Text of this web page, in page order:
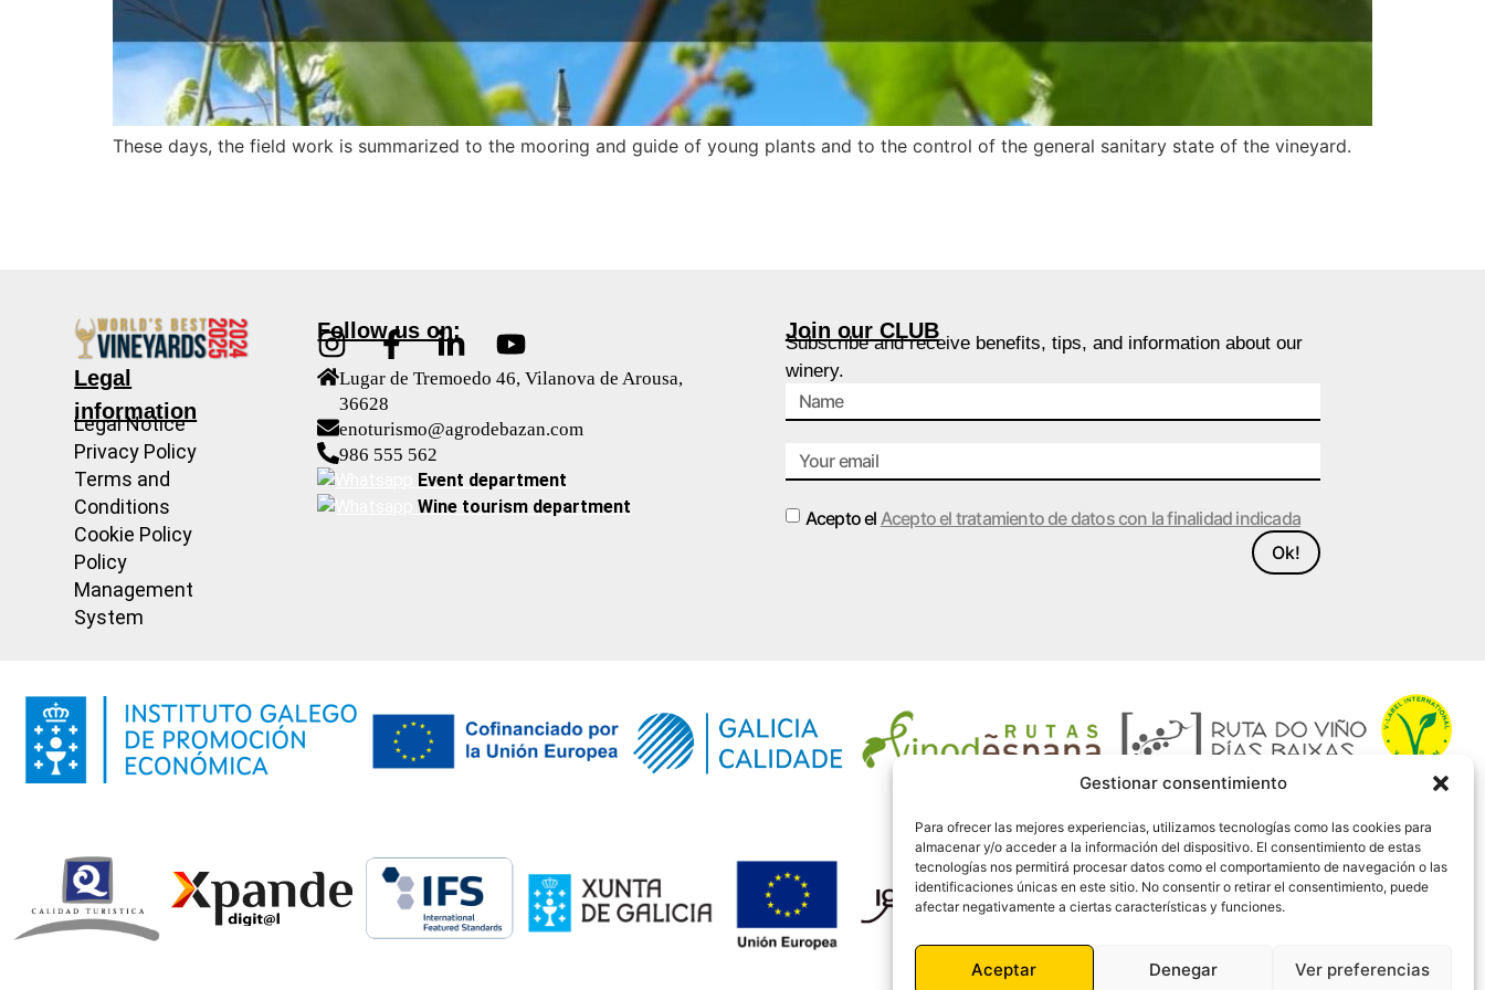
Gestionar consentimiento
Para ofrecer las mejores experiencias, utilizamos tecnologías como las cookies para
almacenar y/o acceder a la información del dispositivo. El consentimiento de estas
tecnologías nos permitirá procesar datos como el comportamiento de navegación o las
identificaciones únicas en este sitio. No consentir o retirar el consentimiento, puede
afectar negativamente a ciertas características y funciones.
Aceptar Denegar Ver preferencias
These days, the field work is summarized to the mooring and guide of young plants and to the control of the general sanitary state of the vineyard.
Legal
information
Legal Notice
Privacy Policy
Terms and
Conditions
Cookie Policy
Policy
Management
System
Lugar de Tremoedo 46, Vilanova de Arousa,
36628
enoturismo@agrodebazan.com
Follow us on:
986 555 562
Event department
Wine tourism department
Join our CLUB
Subscribe and receive benefits, tips, and information about our
winery.
Acepto el Acepto el tratamiento de datos con la finalidad indicada
Ok!